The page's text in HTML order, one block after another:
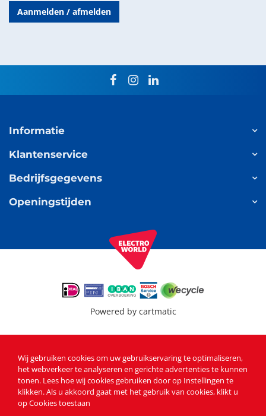
Aanmelden / afmelden
facebookinstagram
linkedin
Informatie
Klantenservice
Bedrijfsgegevens
Openingstijden
Powered by cartmatic
Wij gebruiken cookies om uw gebruikservaring te optimaliseren,
het webverkeer te analyseren en gerichte advertenties te kunnen
tonen. Lees hoe wij cookies gebruiken door op Instellingen te
klikken. Als u akkoord gaat met het gebruik van cookies, klikt u
op Cookies toestaan